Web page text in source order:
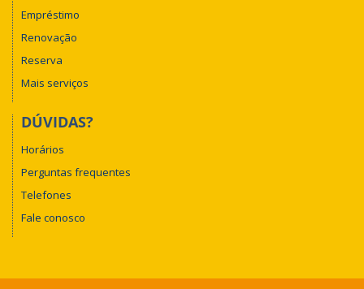
Empréstimo
Renovação
Reserva
Mais serviços
DÚVIDAS?
Horários
Perguntas frequentes
Telefones
Fale conosco